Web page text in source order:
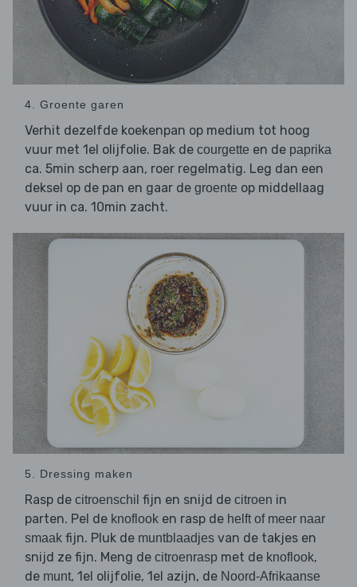
4. Groente garen
Verhit dezelfde koekenpan op medium tot hoog
vuur met 1el olijfolie. Bak de courgette en de paprika
ca. 5min scherp aan, roer regelmatig. Leg dan een
deksel op de pan en gaar de groente op middellaag
vuur in ca. 10min zacht.
5. Dressing maken
Rasp de citroenschil fijn en snijd de citroen in
parten. Pel de knoflook en rasp de helft of meer naar
smaak fijn. Pluk de muntblaadjes van de takjes en
snijd ze fijn. Meng de citroenrasp met de knoflook,
de munt, 1el olijfolie, 1el azijn, de Noord-Afrikaanse